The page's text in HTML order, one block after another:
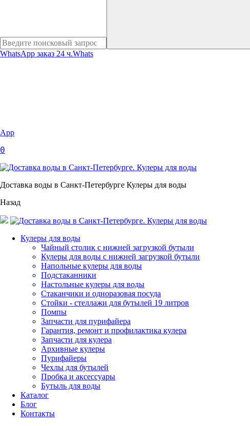
WhatsApp заказ 24 ч.Whats
App
0
Доставка воды в Санкт-Петербурге Кулеры для воды
Назад
Кулеры для воды
Чайный столик с нижней загрузкой бутыли
Кулеры для воды с нижней загрузкой бутыли
Напольные кулеры для воды
Подстаканники
Настольные кулеры для воды
Стаканчики и одноразовая посуда
Стойки - стеллажи для бутылей 19 литров
Помпы
Запчасти для пурифайера
Гарантия, ремонт и профилактика кулера
Запчасти для кулера
Архивные кулеры
Пурифайеры
Чехлы для бутылей
Пробка и аксессуары
Бутыль для воды
Каталог
Блог
Контакты